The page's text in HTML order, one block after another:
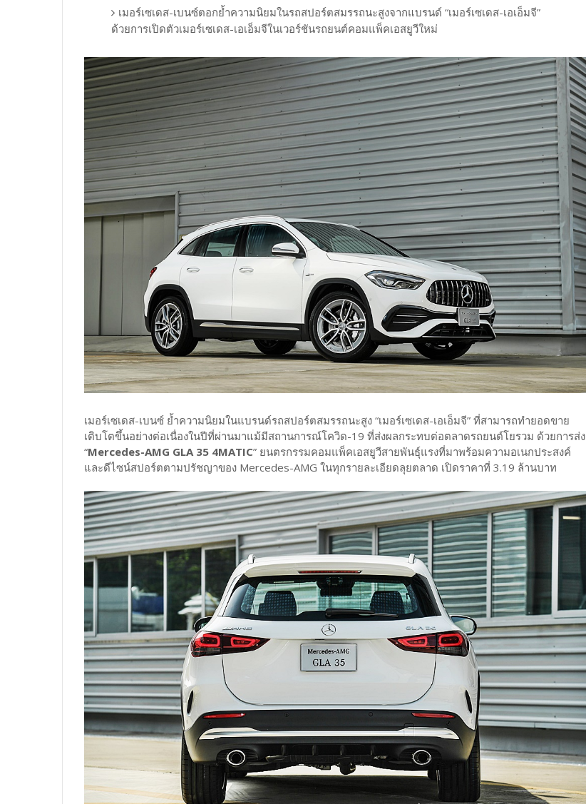
เมอร์เซเดส-เบนซ์ตอกย้ำความนิยมในรถสปอร์ตสมรรถนะสูงจากแบรนด์ “เมอร์เซเดส-เอเอ็มจี”
ด้วยการเปิดตัวเมอร์เซเดส-เอเอ็มจีในเวอร์ชันรถยนต์คอมแพ็คเอสยูวีใหม่
เมอร์เซเดส-เบนซ์ ย้ำความนิยมในแบรนด์รถสปอร์ตสมรรถนะสูง “เมอร์เซเดส-เอเอ็มจี” ที่สามารถทำยอดขาย
เติบโตขึ้นอย่างต่อเนื่องในปีที่ผ่านมาแม้มีสถานการณ์โควิด-19 ที่ส่งผลกระทบต่อตลาดรถยนต์โยรวม ด้วยการส่ง
“Mercedes-AMG GLA 35 4MATIC” ยนตรกรรมคอมแพ็คเอสยูวีสายพันธุ์แรงที่มาพร้อมความอเนกประสงค์
และดีไซน์สปอร์ตตามปรัชญาของ Mercedes-AMG ในทุกรายละเอียดลุยตลาด เปิดราคาที่ 3.19 ล้านบาท